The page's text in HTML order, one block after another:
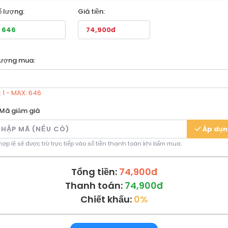
lượng: Giá tiền:
mua:
1 - MAX: 646
Mã giảm giá
Áp
lệ sẽ được trừ trực tiếp vào số tiền thanh toán khi bấm mua.
Tổng tiền: 74,900đ
Thanh toán: 74,900đ
Chiết khấu: 0%